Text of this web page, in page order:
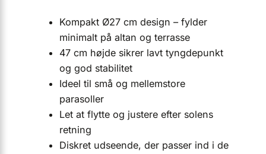
Kompakt Ø27 cm design – fylder
minimalt på altan og terrasse
47 cm højde sikrer lavt tyngdepunkt
og god stabilitet
Ideel til små og mellemstore
parasoller
Let at flytte og justere efter solens
retning
Diskret udseende, der passer ind i de